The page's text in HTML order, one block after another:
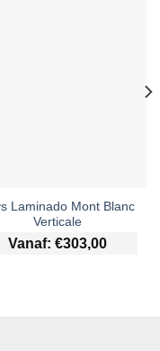
Laminado Mont Blanc
Verticale
Vanaf: €303,00